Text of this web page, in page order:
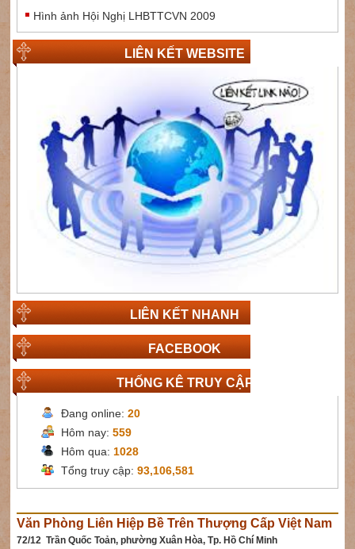
Hình ảnh Hội Nghị LHBTTCVN 2009
LIÊN KẾT WEBSITE
LIÊN KẾT NHANH
FACEBOOK
THỐNG KÊ TRUY CẬP
Đang online:20
Hôm nay:559
Hôm qua:1028
Tổng truy cập:93,106,581
Văn Phòng Liên Hiệp Bề Trên Thượng Cấp Việt Nam
72/12 Trần Quốc Toản, phường Xuân Hòa, Tp. Hồ Chí Minh